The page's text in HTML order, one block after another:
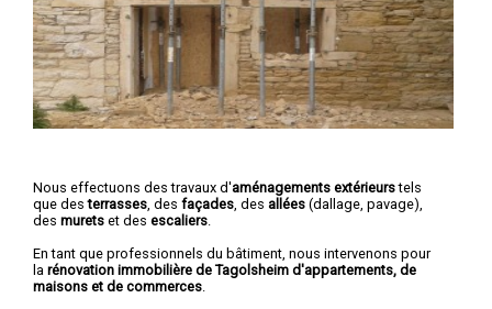
Nous effectuons des travaux d'aménagements extérieurstels
que desterrasses , des façades , des allées (dallage, pavage),
des murets et des escaliers
En tant que professionnels du bâtiment, nous intervenons pour
la rénovation immobilière de Tagolsheim d'appartements, de
maisons et de commerces